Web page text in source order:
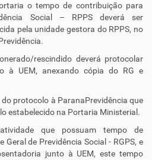
o tempo de contribuição para
Social – RPPS deverá ser
pela unidade gestora do RPPS, no
rescindido deverá protocolar
à UEM, anexando cópia do RG e
protocolo à ParanaPrevidência que
estabelecido na Portaria Ministerial.
que possuam tempo de
de Previdência Social - RGPS, e
junto à UEM, este tempo